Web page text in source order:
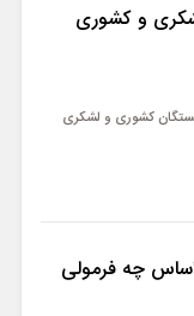
و کشوری
کشوری و لشکری
چه فرمولی